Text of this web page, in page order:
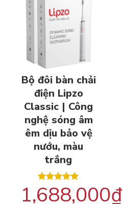
Bộ đôi bàn chải
điện Lipzo
Classic | Công
nghệ sóng âm
êm dịu bảo vệ
nướu, màu
trắng
Được xếp
hạng5.00
1,688,000₫